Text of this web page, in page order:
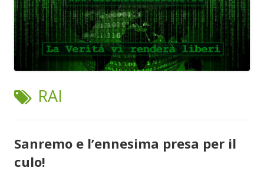
TAG:
RAI
Sanremo e l’ennesima presa per il
culo!